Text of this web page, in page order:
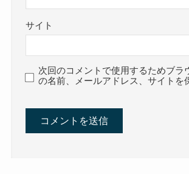
サイト
次回のコメントで使用するためブラ
の名前、メールアドレス、サイトを